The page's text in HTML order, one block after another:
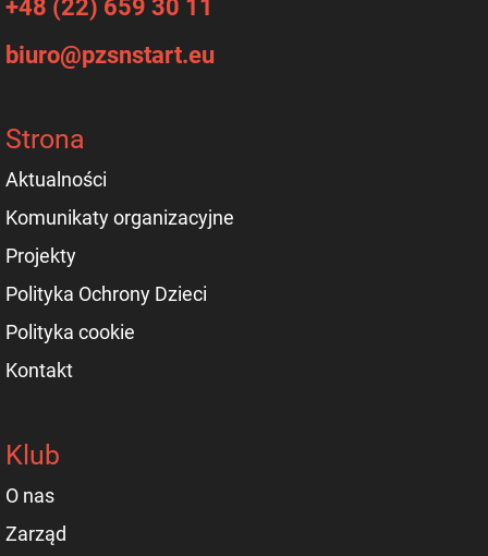
+48 (22) 659 30 11
biuro@pzsnstart.eu
Strona
Aktualności
Komunikaty organizacyjne
Projekty
Polityka Ochrony Dzieci
Polityka cookie
Kontakt
Klub
O nas
Zarząd